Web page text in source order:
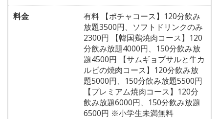
料金
有料 【ポチャコース】120分飲み
放題3500円、ソフトドリンクのみ
2300円 【韓国鶏焼肉コース】120
分飲み放題4000円、150分飲み放
題4500円 【サムギョプサルと牛カ
ルビの焼肉コース】120分飲み放
題5000円、150分飲み放題5500円
【プレミアム焼肉コース】120分
飲み放題6000円、150分飲み放題
6500円 ※小学生未満無料